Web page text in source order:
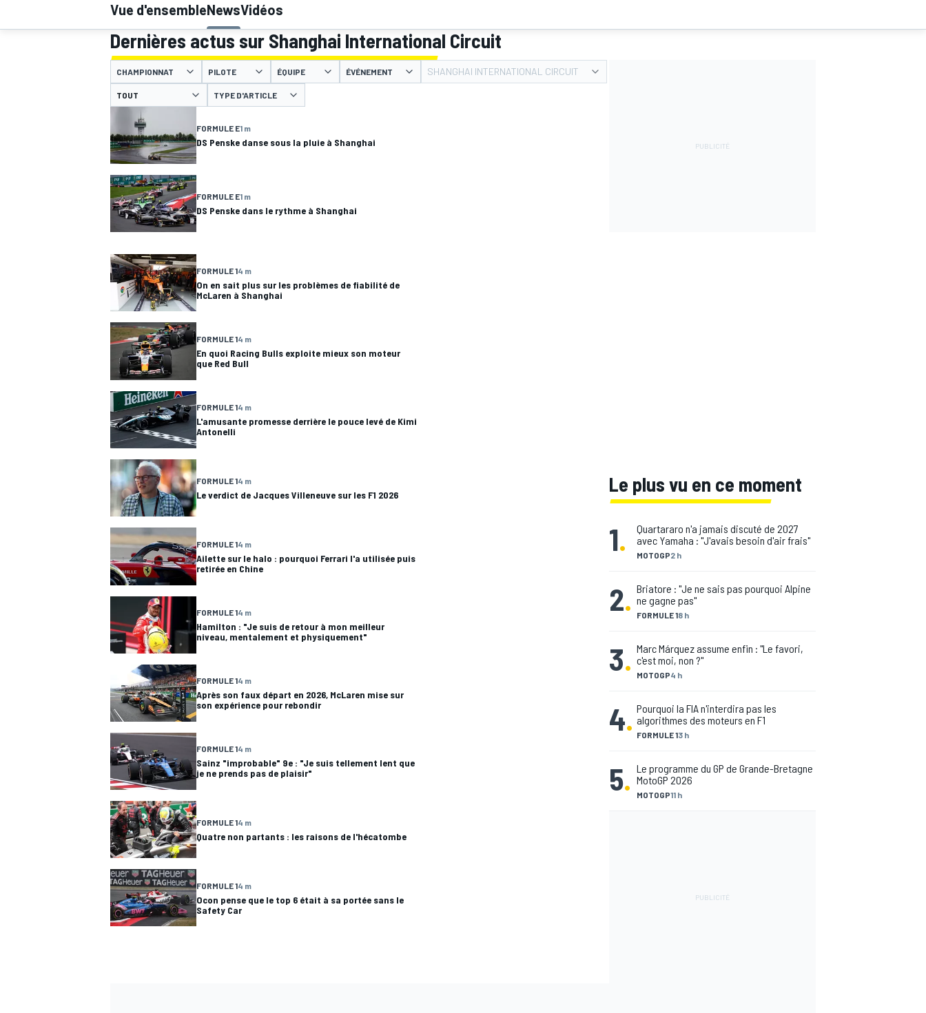
MOTOGP
WRC
WEC
Vue d'ensembleNewsVidéos
Dernières actus sur Shanghai International Circuit
CHAMPIONNAT PILOTE ÉQUIPE ÉVÉNEMENT SHANGHAI INTERNATIONAL CIRCUIT
TYPE D'ARTICLE
FORMULE E1 m
DS Penske danse sous la pluie à Shanghai
FORMULE E1 m
DS Penske dans le rythme à Shanghai
FORMULE 14 m
On en sait plus sur les problèmes de fiabilité de
McLaren à Shanghai
FORMULE 14 m
En quoi Racing Bulls exploite mieux son moteur
que Red Bull
FORMULE 14 m
L'amusante promesse derrière le pouce levé de Kimi
Antonelli
FORMULE 14 m
Le verdict de Jacques Villeneuve sur les F1 2026
FORMULE 14 m
Ailette sur le halo : pourquoi Ferrari l'a utilisée puis
retirée en Chine
FORMULE 14 m
Hamilton : "Je suis de retour à mon meilleur
niveau, mentalement et physiquement"
FORMULE 14 m
Après son faux départ en 2026, McLaren mise sur
son expérience pour rebondir
FORMULE 14 m
Sainz "improbable" 9e : "Je suis tellement lent que
je ne prends pas de plaisir"
FORMULE 14 m
Quatre non partants : les raisons de l'hécatombe
FORMULE 14 m
Ocon pense que le top 6 était à sa portée sans le
Safety Car
Le plus vu en ce moment
1. MOTOGP2 h
Quartararo n'a jamais discuté de 2027
avec Yamaha : "J'avais besoin d'air frais"
2. FORMULE 18 h
Briatore : "Je ne sais pas pourquoi Alpine
ne gagne pas"
3. MOTOGP4 h
Marc Márquez assume enfin : "Le favori,
c'est moi, non ?"
4. FORMULE 13 h
Pourquoi la FIA n'interdira pas les
algorithmes des moteurs en F1
5. MOTOGP11 h
Le programme du GP de Grande-Bretagne
MotoGP 2026